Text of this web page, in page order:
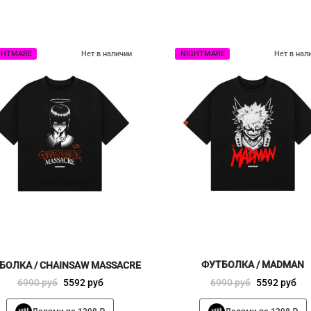
Нет в наличии
/ CHAINSAW MASSACRE
6990руб
Первоначальная
цена
5592руб
Текущая
цена:
Нет в
NIGHTMARE
ФУТБОЛКА / MADMAN
6990руб
Первоначальная
цена
5592руб
Текущая
цена: